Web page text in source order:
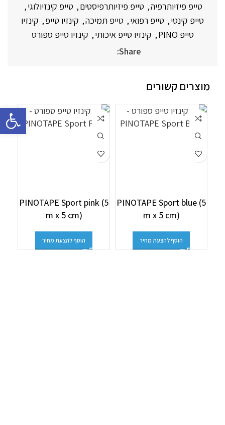
טייפ פיזיותרפיה, טייפ פיזיותרפיסטים, טייפ קינזיולוגי,
טייפ קינטי, טייפ רפואי, טייפ תמיכה, קינזיו טייפ, קינזיו
טייפ PINO
, קינזיו טייפ איכותי, קינזיו טייפ ספורט
Share:
מוצרים קשורים
PINOTAPE Sport blue (5
m x 5 cm)
הוסף להצעת מחיר
PINOTAPE Sport pink (5
m x 5 cm)
הוסף להצעת מחיר
פתח